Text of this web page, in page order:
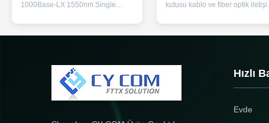
1000Base-LX 1550nm Single
Görünümü 10/100/1000M Gigabit
Optik Fiber Medya Dönüştürücü
sinyallerini 10/100/1000M UTP
arayüzü (TX) ve 1000M optik fiber
kutusu kablo ve fiber optik
kullanılır.Optik sinyali kutuya
bağlayarak kablolardan
Hızlı
Evde